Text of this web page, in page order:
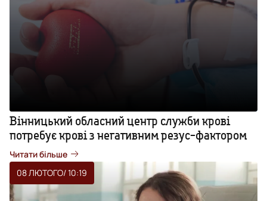
Вінницький обласний центр служби крові
потребує крові з негативним резус-фактором
Читати більше
08 ЛЮТОГО/ 10:19